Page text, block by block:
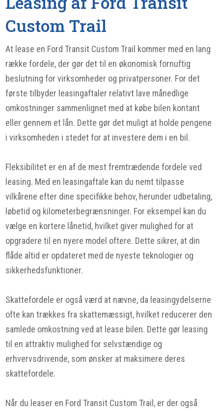
Custom Trail
At lease en Ford Transit Custom Trail kommer med en lang
række fordele, der gør det til en økonomisk fornuftig
beslutning for virksomheder og privatpersoner. For det
første tilbyder leasingaftaler relativt lave månedlige
omkostninger sammenlignet med at købe bilen kontant
eller gennem et lån. Dette gør det muligt at holde pengene
i virksomheden i stedet for at investere dem i en bil.
Fleksibilitet er en af de mest fremtrædende fordele ved
leasing. Med en leasingaftale kan du nemt tilpasse
vilkårene efter dine specifikke behov, herunder udbetaling,
løbetid og kilometerbegrænsninger. For eksempel kan du
vælge en kortere lånetid, hvilket giver mulighed for at
opgradere til en nyere model oftere. Dette sikrer, at din
flåde altid er opdateret med de nyeste teknologier og
sikkerhedsfunktioner.
Skattefordele er også værd at nævne, da leasingydelserne
ofte kan trækkes fra skattemæssigt, hvilket reducerer den
samlede omkostning ved at lease bilen. Dette gør leasing
til en attraktiv mulighed for selvstændige og
erhvervsdrivende, som ønsker at maksimere deres
skattefordele.
Når du leaser en Ford Transit Custom Trail, er der også